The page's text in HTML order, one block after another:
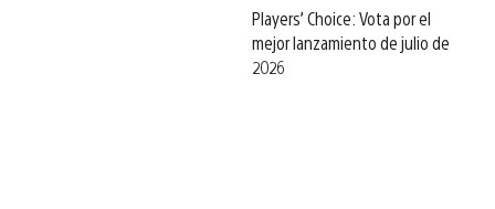
Players’ Choice: Vota por el
mejor lanzamiento de julio de
2026